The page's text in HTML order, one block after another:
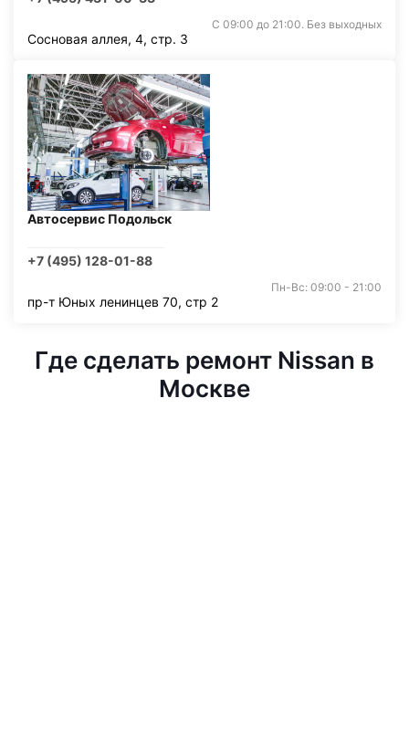
С 09:00 до 21:00. Без выходных
Сосновая аллея, 4, стр. 3
Автосервис Подольск
+7 (495) 128-01-88
Пн-Вс: 09:00 - 21:00
пр-т Юных ленинцев 70, стр 2
Где сделать ремонт Nissan в
Москве